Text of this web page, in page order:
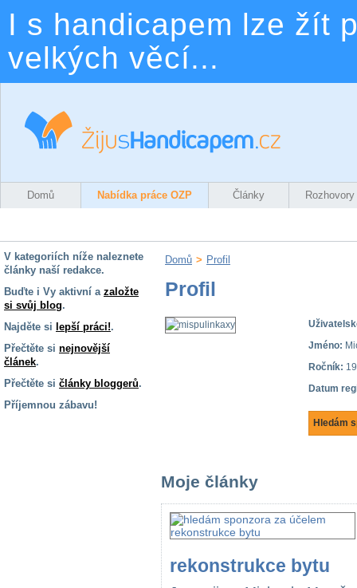
I s handicapem lze žít
velkých věcí...
Domů Nabídka práce OZP Články Rozhovory
V kategoriích níže naleznete
články naší redakce.
Buďte i Vy aktivní a založte
si svůj blog.
Najděte si lepší práci!.
Přečtěte si nejnovější
článek.
Přečtěte si články bloggerů.
Příjemnou zábavu!
Domů > Profil
Profil
Jméno:
Ročník:
Datum
Hledám
Moje články
rekonstrukce bytu